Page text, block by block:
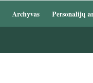
Archyvas Personalijų